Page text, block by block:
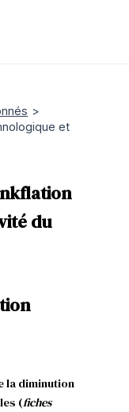
et
du
la diminution
(fiches